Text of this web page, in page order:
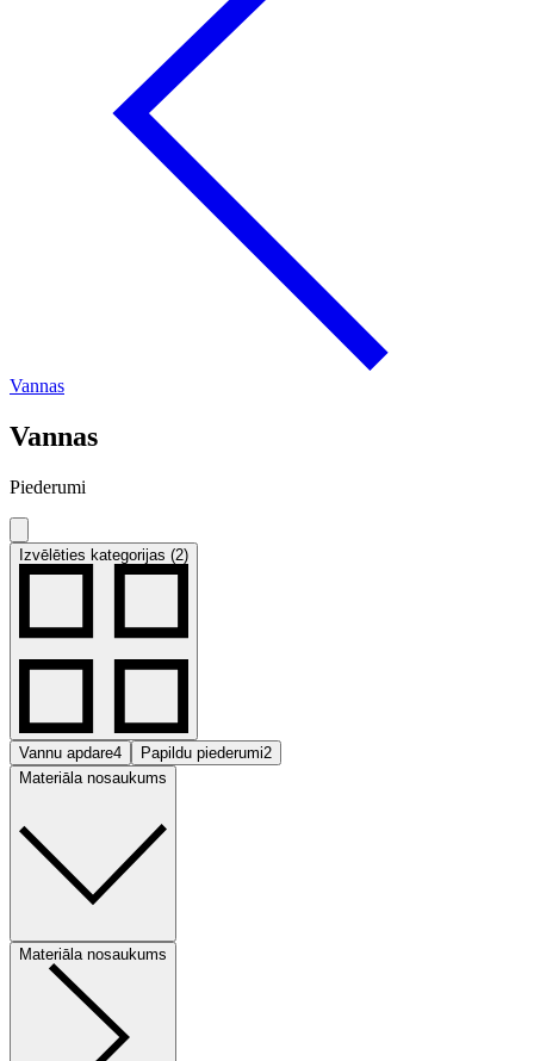
Vannas
Vannas
Piederumi
Izvēlēties kategorijas (2)
Vannu apdare4 Papildu piederumi2
Materiāla nosaukums
Materiāla nosaukums